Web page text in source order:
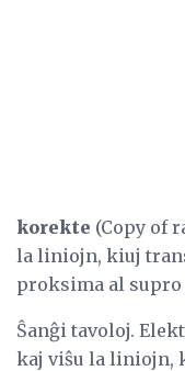
korekte (Copy of
la liniojn, kiuj
proksima al supro
Ŝanĝi tavoloj.
kaj viŝu la liniojn,